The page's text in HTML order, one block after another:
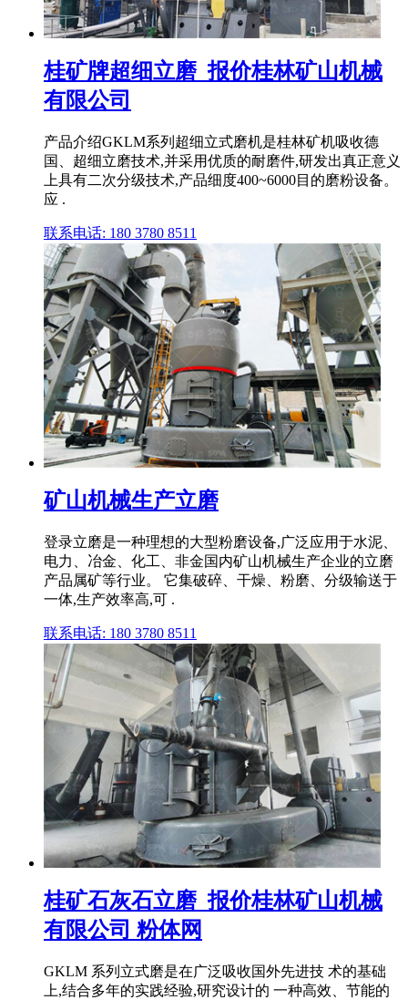
桂矿牌超细立磨_报价桂林矿山机械
有限公司
产品介绍GKLM系列超细立式磨机是桂林矿机吸收德
国、超细立磨技术,并采用优质的耐磨件,研发出真正意义
上具有二次分级技术,产品细度400~6000目的磨粉设备。
应 .
联系电话: 180 3780 8511
矿山机械生产立磨
登录立磨是一种理想的大型粉磨设备,广泛应用于水泥、
电力、冶金、化工、非金国内矿山机械生产企业的立磨
产品属矿等行业。 它集破碎、干燥、粉磨、分级输送于
一体,生产效率高,可 .
联系电话: 180 3780 8511
桂矿石灰石立磨_报价桂林矿山机械
有限公司 粉体网
GKLM 系列立式磨是在广泛吸收国外先进技 术的基础
上,结合多年的实践经验,研究设计的 一种高效、节能的